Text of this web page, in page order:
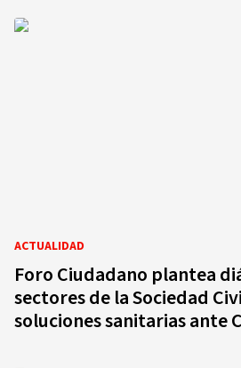
ACTUALIDAD
Foro Ciudadano plantea
sectores de la Sociedad
soluciones sanitarias ante